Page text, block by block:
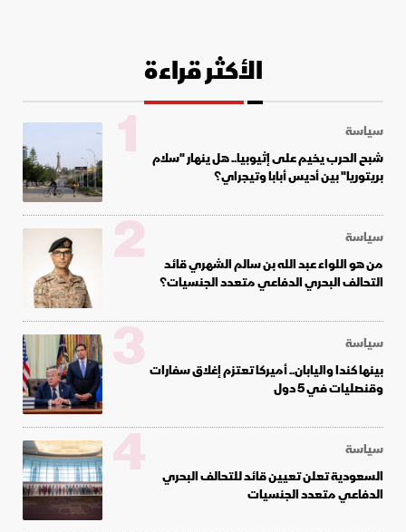
الأكثر قراءة
سياسة
شبح الحرب يخيم على إثيوبيا.. هل ينهار "سلام
بريتوريا" بين أديس أبابا وتيجراي؟
1
سياسة
من هو اللواء عبد الله بن سالم الشهري قائد
التحالف البحري الدفاعي متعدد الجنسيات؟
2
سياسة
بينها كندا واليابان.. أميركا تعتزم إغلاق سفارات
وقنصليات في 5 دول
3
سياسة
السعودية تعلن تعيين قائد للتحالف البحري
الدفاعي متعدد الجنسيات
4